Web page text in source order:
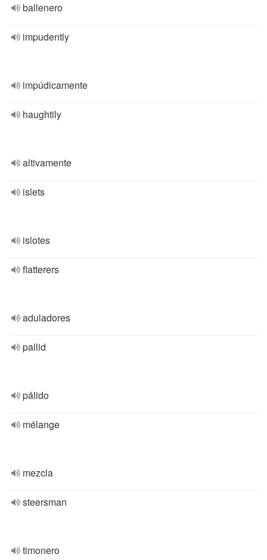
ballenero
impudently
impúdicamente
haughtily
altivamente
islets
islotes
flatterers
aduladores
pallid
pálido
mélange
mezcla
steersman
timonero